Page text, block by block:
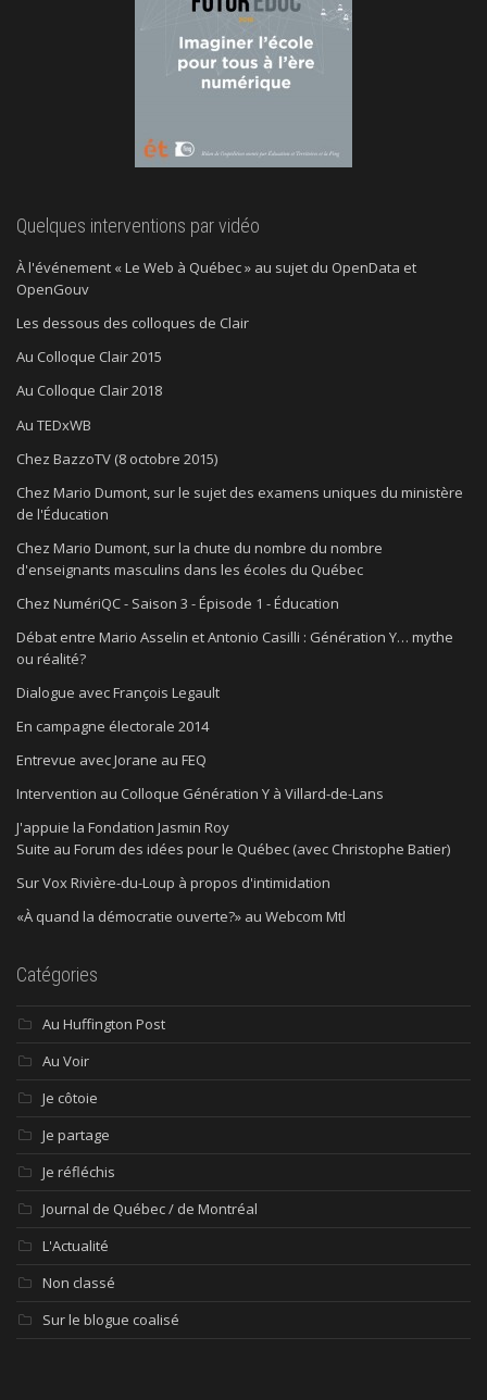
Quelques interventions par vidéo
À l'événement « Le Web à Québec » au sujet du OpenData et
OpenGouv
Les dessous des colloques de Clair
Au Colloque Clair 2015
Au Colloque Clair 2018
Au TEDxWB
Chez BazzoTV (8 octobre 2015)
Chez Mario Dumont, sur le sujet des examens uniques du ministère
de l'Éducation
Chez Mario Dumont, sur la chute du nombre du nombre
d'enseignants masculins dans les écoles du Québec
Chez NumériQC - Saison 3 - Épisode 1 - Éducation
Débat entre Mario Asselin et Antonio Casilli : Génération Y… mythe
ou réalité?
Dialogue avec François Legault
En campagne électorale 2014
Entrevue avec Jorane au FEQ
Intervention au Colloque Génération Y à Villard-de-Lans
J'appuie la Fondation Jasmin Roy
Suite au Forum des idées pour le Québec (avec Christophe Batier)
Sur Vox Rivière-du-Loup à propos d'intimidation
«À quand la démocratie ouverte?» au Webcom Mtl
Catégories
Au Huffington Post
Au Voir
Je côtoie
Je partage
Je réfléchis
Journal de Québec / de Montréal
L'Actualité
Non classé
Sur le blogue coalisé